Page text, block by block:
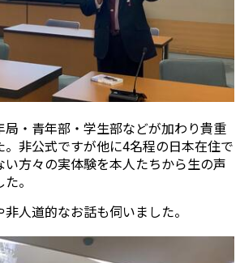
・青年部・学生部などが加わり貴重
非公式ですが他に4名程の日本在住で
方々の実体験を本人たちから生の声
。
人道的なお話も伺いました。